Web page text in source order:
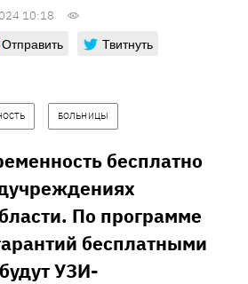
10:18
Отправить Твитнуть
БОЛЬНИЦЫ
бесплатно
По программе
бесплатными
УЗИ-